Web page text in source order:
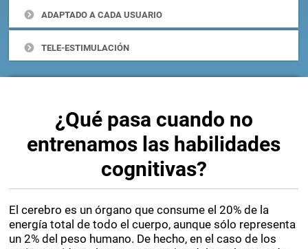
ADAPTADO A CADA USUARIO
TELE-ESTIMULACIÓN
¿Qué pasa cuando no
entrenamos las habilidades
cognitivas?
El cerebro es un órgano que consume el 20% de la
energía total de todo el cuerpo, aunque sólo representa
un 2% del peso humano. De hecho, en el caso de los